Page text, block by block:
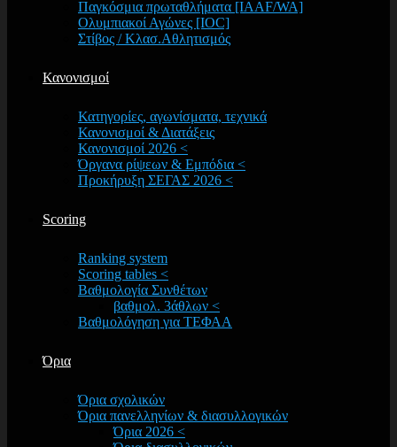
Παγκόσμια πρωταθλήματα [IAAF/WA]
Ολυμπιακοί Αγώνες [IOC]
Στίβος / Κλασ.Αθλητισμός
Κανονισμοί
Κατηγορίες, αγωνίσματα, τεχνικά
Κανονισμοί & Διατάξεις
Κανονισμοί 2026 <
Όργανα ρίψεων & Εμπόδια <
Προκήρυξη ΣΕΓΑΣ 2026 <
Scoring
Ranking system
Scoring tables <
Βαθμολογία Συνθέτων
βαθμολ. 3άθλων <
Βαθμολόγηση για ΤΕΦΑΑ
Όρια
Όρια σχολικών
Όρια πανελληνίων & διασυλλογικών
Όρια 2026 <